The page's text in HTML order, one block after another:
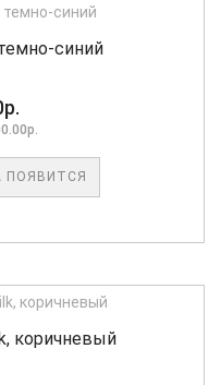
синий
ПОЯВИТСЯ
коричневый